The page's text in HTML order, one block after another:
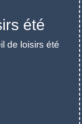
été
de loisirs été